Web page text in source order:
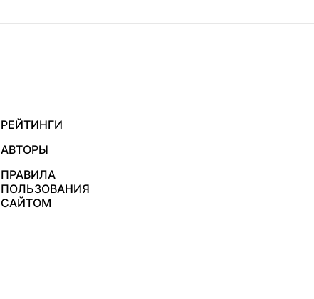
РЕЙТИНГИ
АВТОРЫ
ПРАВИЛА
ПОЛЬЗОВАНИЯ
САЙТОМ